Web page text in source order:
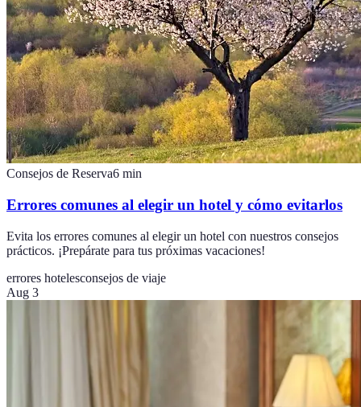
Consejos de Reserva6 min
Errores comunes al elegir un hotel y cómo evitarlos
Evita los errores comunes al elegir un hotel con nuestros consejos
prácticos. ¡Prepárate para tus próximas vacaciones!
errores hotelesconsejos de viaje
Aug 3